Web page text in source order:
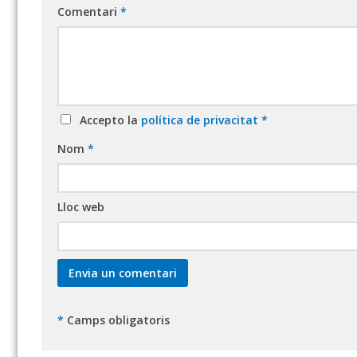
Comentari *
Accepto la política de privacitat *
Nom *
Lloc web
* Camps obligatoris